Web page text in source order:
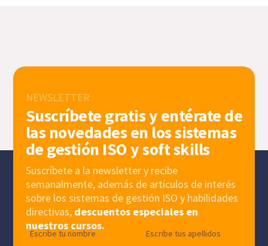
NEWSLETTER
Suscríbete gratis y entérate de
las novedades en los sistemas
de gestión ISO y soft skills
Suscríbete a la newsletter y recibe
semanalmente, además de artículos de interés
sobre los sistemas de gestión ISO y habilidades
directivas, descuentos especiales en
nuestros cursos.